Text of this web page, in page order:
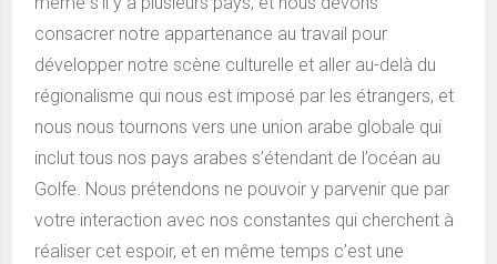
consacrer notre appartenance au travail pour
développer notre scène culturelle et aller au-delà du
régionalisme qui nous est imposé par les étrangers, et
nous nous tournons vers une union arabe globale qui
inclut tous nos pays arabes s’étendant de l’océan au
Golfe. Nous prétendons ne pouvoir y parvenir que par
votre interaction avec nos constantes qui cherchent à
réaliser cet espoir, et en même temps c’est une